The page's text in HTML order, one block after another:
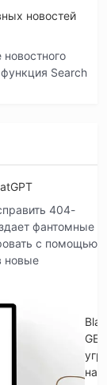
новостей
функция Search
404-
фантомные
с помощью
новые
на